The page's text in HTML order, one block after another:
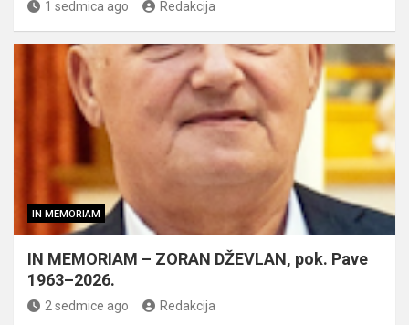
1 sedmica ago Redakcija
IN MEMORIAM
IN MEMORIAM – ZORAN DŽEVLAN, pok. Pave
1963–2026.
2 sedmice ago Redakcija